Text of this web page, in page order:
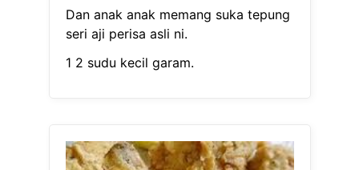
Dan anak anak memang suka tepung
seri aji perisa asli ni.
1 2 sudu kecil garam.